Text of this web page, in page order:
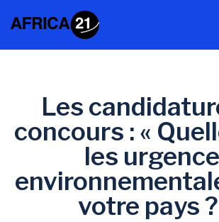
Les
concours : «
les
votre pays